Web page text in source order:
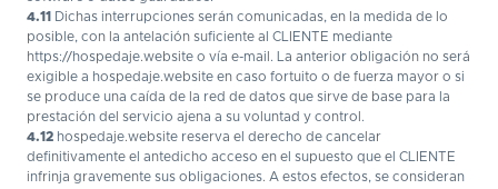
4.11 Dichas interrupciones serán comunicadas, en la medida de lo
posible, con la antelación suficiente al CLIENTE mediante
https://hospedaje.website o vía e-mail. La anterior obligación no será
exigible a hospedaje.website en caso fortuito o de fuerza mayor o si
se produce una caída de la red de datos que sirve de base para la
prestación del servicio ajena a su voluntad y control.
4.12 hospedaje.website reserva el derecho de cancelar
definitivamente el antedicho acceso en el supuesto que el CLIENTE
infrinja gravemente sus obligaciones. A estos efectos, se consideran